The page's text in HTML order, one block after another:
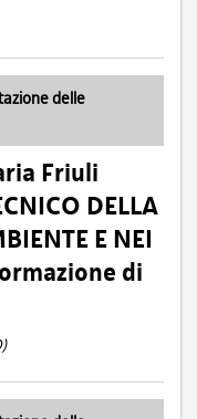
delle
Friuli
DELLA
E NEI
di